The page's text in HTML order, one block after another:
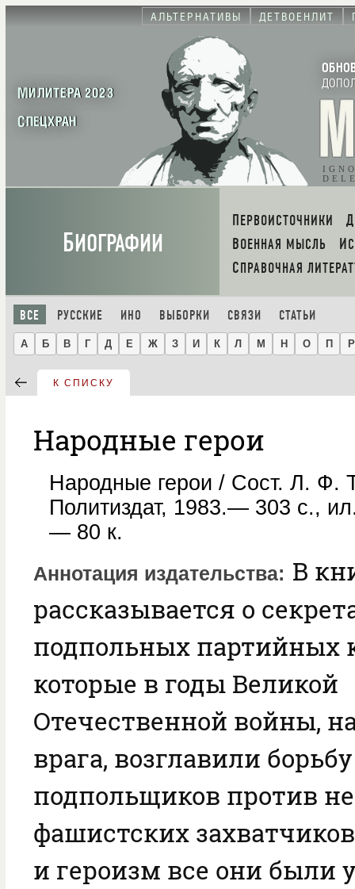
АЛЬТЕРНАТИВЫ ДЕТВОЕНЛИТ
МИЛИТЕРА 2023
СПЕЦХРАН
БИОГРАФИИ
ПЕРВОИСТОЧНИКИ
ВОЕННАЯ МЫСЛЬ
СПРАВОЧНАЯ
ВСЕ РУССКИЕ ИНО ВЫБОРКИ СВЯЗИ СТАТЬИ
А Б В Г Д Е Ж З И К Л М Н О П Р
К СПИСКУ
Народные герои
Народные герои / Сост. Л.
Политиздат, 1983.— 303 с.,
— 80 к.
Аннотация издательства
В
рассказывается о
подпольных партийных
которые в годы Великой
Отечественной войны,
врага, возглавили
подпольщиков против
фашистских
и героизм все они были